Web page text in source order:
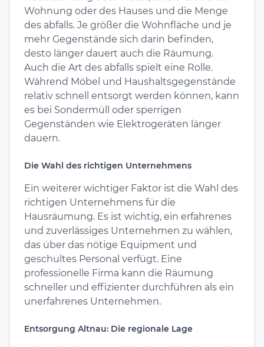
Wohnung oder des Hauses und die Menge
des abfalls. Je größer die Wohnfläche und je
mehr Gegenstände sich darin befinden,
desto länger dauert auch die Räumung.
Auch die Art des abfalls spielt eine Rolle.
Während Möbel und Haushaltsgegenstände
relativ schnell entsorgt werden können, kann
es bei Sondermüll oder sperrigen
Gegenständen wie Elektrogeräten länger
dauern.
Die Wahl des richtigen Unternehmens
Ein weiterer wichtiger Faktor ist die Wahl des
richtigen Unternehmens für die
Hausräumung. Es ist wichtig, ein erfahrenes
und zuverlässiges Unternehmen zu wählen,
das über das nötige Equipment und
geschultes Personal verfügt. Eine
professionelle Firma kann die Räumung
schneller und effizienter durchführen als ein
unerfahrenes Unternehmen.
Entsorgung Altnau: Die regionale Lage